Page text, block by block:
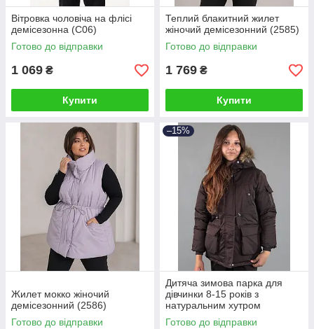
Вітровка чоловіча на флісі
демісезонна (C06)
Готово до відправки
1 069 ₴
Купити
Теплий блакитний жилет
жіночий демісезонний (2585)
Готово до відправки
1 769 ₴
Купити
Жилет мокко жіночий
демісезонний (2586)
Готово до відправки
–15%
Дитяча зимова парка для
дівчинки 8-15 років з
натуральним хутром
шоколадна (2631190)
Готово до відправки